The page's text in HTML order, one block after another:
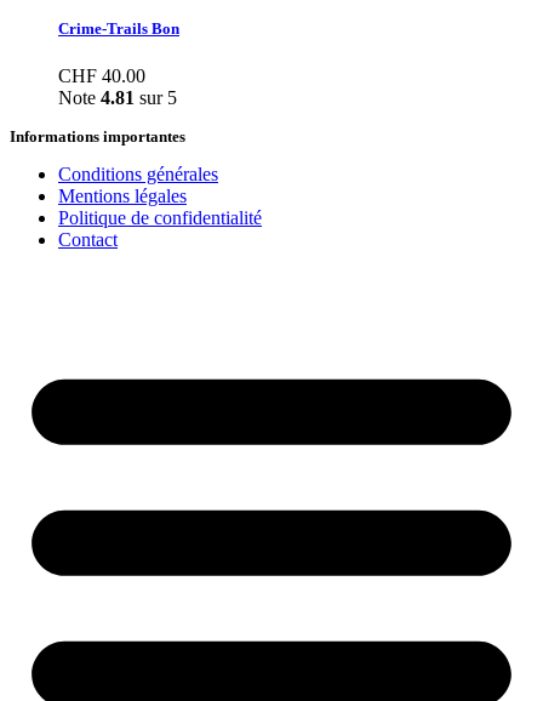
Crime-Trails Bon
CHF 40.00
Note 4.81 sur 5
Informations importantes
Conditions générales
Mentions légales
Politique de confidentialité
Contact